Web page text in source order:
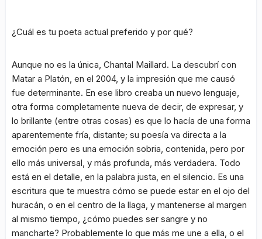
¿Cuál es tu poeta actual preferido y por qué?
Aunque no es la única, Chantal Maillard. La descubrí con
Matar a Platón , en el 2004, y la impresión que me causó
fue determinante. En ese libro creaba un nuevo lenguaje,
otra forma completamente nueva de decir, de expresar, y
lo brillante (entre otras cosas) es que lo hacía de una forma
aparentemente fría, distante; su poesía va directa a la
emoción pero es una emoción sobria, contenida, pero por
ello más universal, y más profunda, más verdadera. Todo
está en el detalle, en la palabra justa, en el silencio. Es una
escritura que te muestra cómo se puede estar en el ojo del
huracán, o en el centro de la llaga, y mantenerse al margen
al mismo tiempo, ¿cómo puedes ser sangre y no
mancharte? Probablemente lo que más me une a ella, o el